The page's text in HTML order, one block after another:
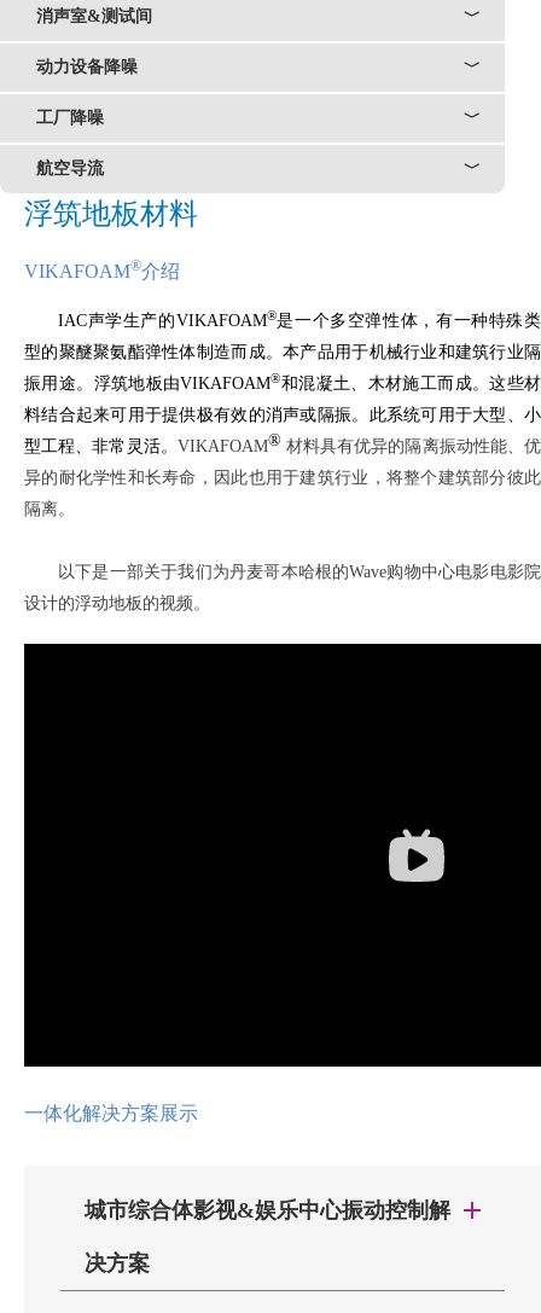
﹀
消声室&测试间
﹀
动力设备降噪
﹀
工厂降噪
﹀
航空导流
浮筑地板材料
VIKAFOAM®介绍
IAC声学生产的VIKAFOAM®是一个多空弹性体，有一种特殊类
型的聚醚聚氨酯弹性体制造而成。本产品用于机械行业和建筑行业隔
振用途。浮筑地板由VIKAFOAM®和混凝土、木材施工而成。这些材
料结合起来可用于提供极有效的消声或隔振。此系统可用于大型、小
型工程、非常灵活。 VIKAFOAM® 材料具有优异的隔离振动性能、优
异的耐化学性和长寿命，因此也用于建筑行业，将整个建筑部分彼此
隔离。
以下是一部关于我们为丹麦哥本哈根的Wave购物中心电影电影院
设计的浮动地板的视频。
一体化解决方案展示
城市综合体影视&娱乐中心振动控制解
决方案